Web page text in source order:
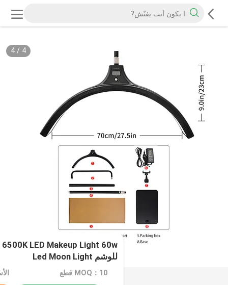
4
/
4
للوشم Led Moon Light
MOQ：10 قطع